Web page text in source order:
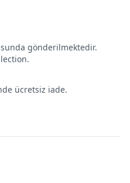
gönderilmektedir.
ücretsiz iade.